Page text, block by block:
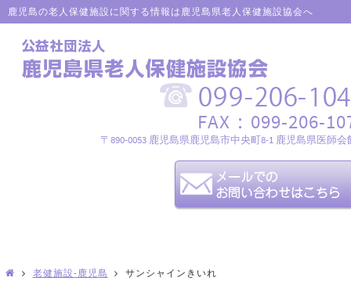
鹿児島の老人保健施設に関する情報は鹿児島県老人保健施設協会へ
FAX：099-206-
〒890-0053 鹿児島県鹿児島市中央町8-1 鹿児島県医師会
老健施設-鹿児島 サンシャインきいれ